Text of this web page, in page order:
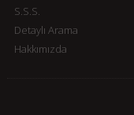
S.S.S.
Detaylı Arama
Hakkımızda